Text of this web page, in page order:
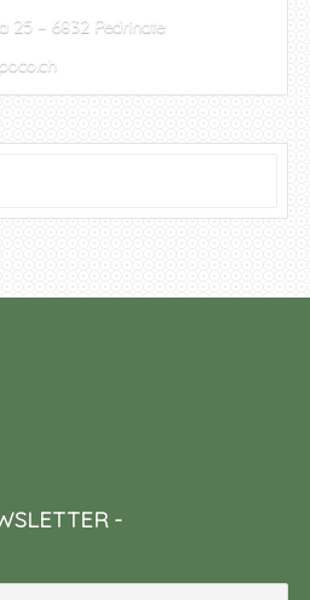
25 – 6832 Pedrinate